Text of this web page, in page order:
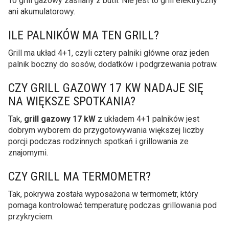
ani akumulatorowy.
ILE PALNIKÓW MA TEN GRILL?
Grill ma układ 4+1, czyli cztery palniki główne oraz jeden
palnik boczny do sosów, dodatków i podgrzewania potraw.
CZY GRILL GAZOWY 17 KW NADAJE SIĘ
NA WIĘKSZE SPOTKANIA?
Tak, grill gazowy 17 kW z układem 4+1 palników jest
dobrym wyborem do przygotowywania większej liczby
porcji podczas rodzinnych spotkań i grillowania ze
znajomymi.
CZY GRILL MA TERMOMETR?
Tak, pokrywa została wyposażona w termometr, który
pomaga kontrolować temperaturę podczas grillowania pod
przykryciem.